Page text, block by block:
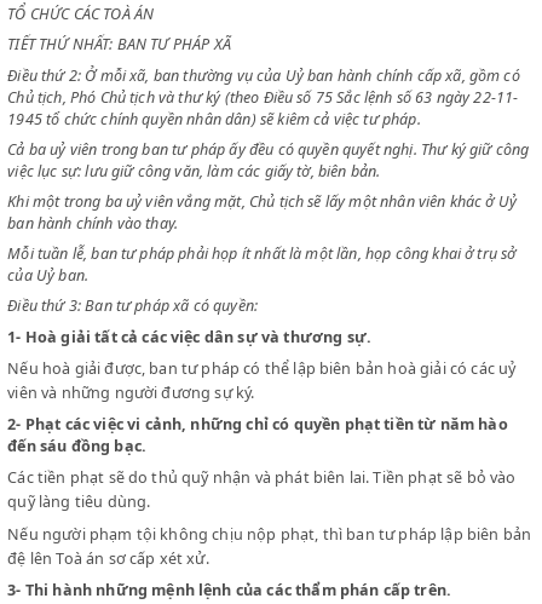
Nam dân chủ cộng hoà ấn định như sau này:
Chương thứ nhất
TỔ CHỨC CÁC TOÀ ÁN
TIẾT THỨ NHẤT: BAN TƯ PHÁP XÃ
Điều thứ 2: Ở mỗi xã, ban thường vụ của Uỷ ban hành chính cấp xã,
Chủ tịch, Phó Chủ tịch và thư ký (theo Điều số 75 Sắc lệnh số 63 ngày
1945 tổ chức chính quyền nhân dân) sẽ kiêm cả việc tư pháp.
Cả ba uỷ viên trong ban tư pháp ấy đều có quyền quyết nghị. Thư ký
việc lục sự: lưu giữ công văn, làm các giấy tờ, biên bản.
Khi một trong ba uỷ viên vắng mặt, Chủ tịch sẽ lấy một nhân viên khác
ban hành chính vào thay.
Mỗi tuần lễ, ban tư pháp phải họp ít nhất là một lần, họp công khai ở
của Uỷ ban.
Điều thứ 3: Ban tư pháp xã có quyền:
1-Hoà giải tất cả các việc dân sự và thương sự.
Nếu hoà giải được, ban tư pháp có thể lập biên bản hoà giải có
viên và những người đương sự ký.
2-Phạt các việc vi cảnh, những chỉ có quyền phạt tiền từ năm
đến sáu đồng bạc.